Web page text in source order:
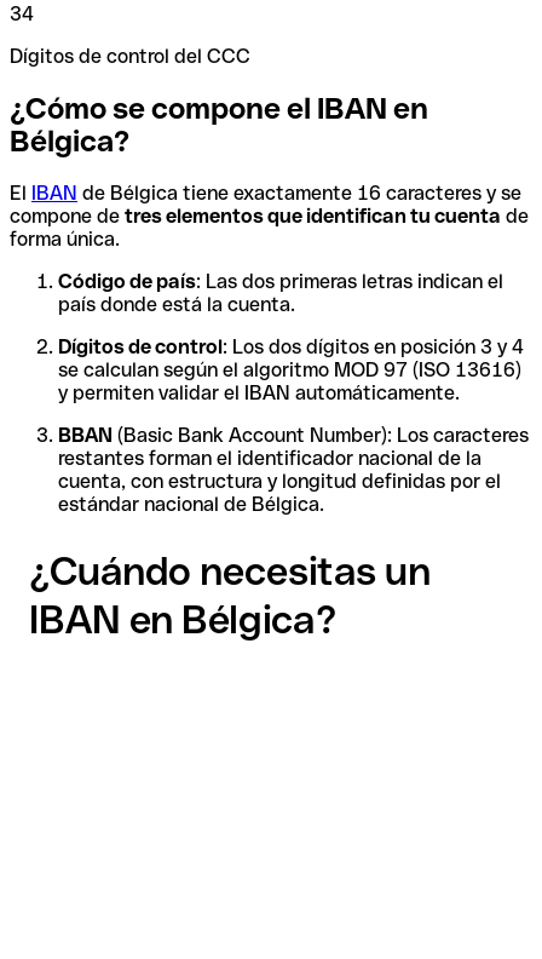
34
Dígitos de control del CCC
¿Cómo se compone el IBAN en
Bélgica?
El IBAN de Bélgica tiene exactamente 16 caracteres y se
compone de tres elementos que identifican tu cuenta de
forma única.
Código de país: Las dos primeras letras indican el
país donde está la cuenta.
Dígitos de control: Los dos dígitos en posición 3 y 4
se calculan según el algoritmo MOD 97 (ISO 13616)
y permiten validar el IBAN automáticamente.
BBAN (Basic Bank Account Number): Los caracteres
restantes forman el identificador nacional de la
cuenta, con estructura y longitud definidas por el
estándar nacional de Bélgica.
¿Cuándo necesitas un
IBAN en Bélgica?